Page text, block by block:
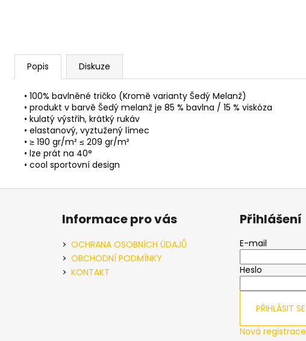
Popis Diskuze
• 100% bavlněné tričko (Kromě varianty Šedý Melanž)
• produkt v barvě Šedý melanž je 85 % bavlna / 15 % viskóza
• kulatý výstřih, krátký rukáv
• elastanový, vyztužený límec
• ≥ 190 gr/m² ≤ 209 gr/m²
• lze prát na 40°
• cool sportovní design
Z
Informace pro vás
OCHRANA OSOBNÍCH ÚDAJŮ
OBCHODNÍ PODMÍNKY
KONTAKT
Přihlášení
E-mail
Heslo
PŘIHLÁSIT SE
Nová registrace